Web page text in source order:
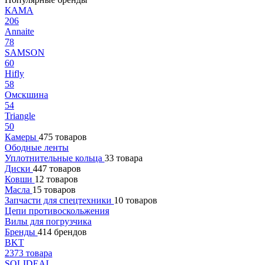
КАМА
206
Annaite
78
SAMSON
60
Hifly
58
Омскшина
54
Triangle
50
Камеры 475 товаров
Ободные ленты
Уплотнительные кольца 33 товара
Диски 447 товаров
Ковши 12 товаров
Масла 15 товаров
Запчасти для спецтехники 10 товаров
Цепи противоскольжения
Вилы для погрузчика
Бренды 414 брендов
BKT
2373 товара